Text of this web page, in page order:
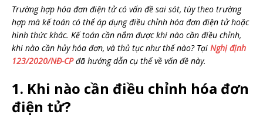
Trường hợp hóa đơn điện tử có vấn đề sai sót, tùy theo trường
hợp mà kế toán có thể áp dụng điều chỉnh hóa đơn điện tử hoặc
hình thức khác. Kế toán cần nắm được khi nào cần điều chỉnh,
khi nào cần hủy hóa đơn, và thủ tục như thế nào? Tại Nghị định
123/2020/NĐ-CPđã hướng dẫn cụ thể về vấn đề này.
1. Khi nào cần điều chỉnh hóa đơn
điện tử?